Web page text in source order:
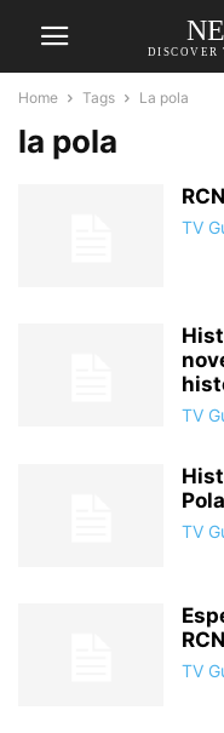
DISCOVER
Home Tags La pola
la pola
TV
TV
Pola
TV
RCN
TV